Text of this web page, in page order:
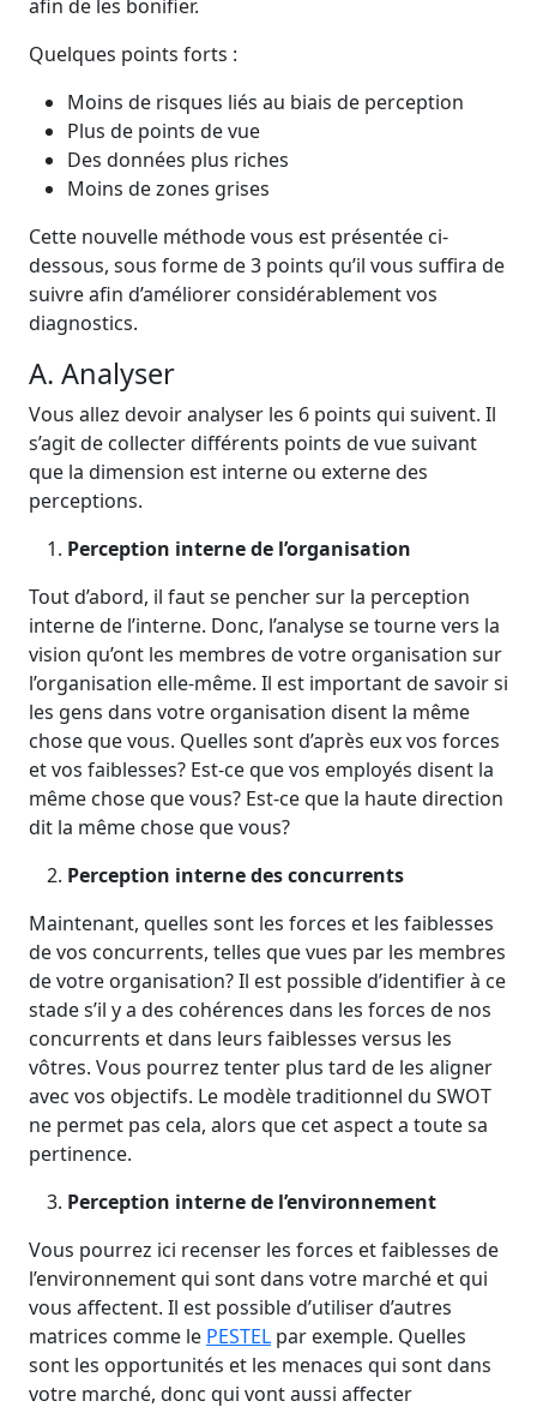
afin de les bonifier.
Quelques points forts :
Moins de risques liés au biais de perception
Plus de points de vue
Des données plus riches
Moins de zones grises
Cette nouvelle méthode vous est présentée ci-
dessous, sous forme de 3 points qu’il vous suffira de
suivre afin d’améliorer considérablement vos
diagnostics.
A. Analyser
Vous allez devoir analyser les 6 points qui suivent. Il
s’agit de collecter différents points de vue suivant
que la dimension est interne ou externe des
perceptions.
Perception interne de l’organisation
Tout d’abord, il faut se pencher sur la perception
interne de l’interne. Donc, l’analyse se tourne vers la
vision qu’ont les membres de votre organisation sur
l’organisation elle-même. Il est important de savoir si
les gens dans votre organisation disent la même
chose que vous. Quelles sont d’après eux vos forces
et vos faiblesses? Est-ce que vos employés disent la
même chose que vous? Est-ce que la haute direction
dit la même chose que vous?
Perception interne des concurrents
Maintenant, quelles sont les forces et les faiblesses
de vos concurrents, telles que vues par les membres
de votre organisation? Il est possible d’identifier à ce
stade s’il y a des cohérences dans les forces de nos
concurrents et dans leurs faiblesses versus les
vôtres. Vous pourrez tenter plus tard de les aligner
avec vos objectifs. Le modèle traditionnel du SWOT
ne permet pas cela, alors que cet aspect a toute sa
pertinence.
Perception interne de l’environnement
Vous pourrez ici recenser les forces et faiblesses de
l’environnement qui sont dans votre marché et qui
vous affectent. Il est possible d’utiliser d’autres
matrices comme le PESTEL par exemple. Quelles
sont les opportunités et les menaces qui sont dans
votre marché, donc qui vont aussi affecter